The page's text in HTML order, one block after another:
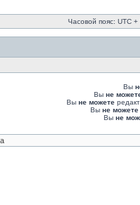
Часовой пояс: UTC
Вы
Вы не
Вы не можете
Вы не можете
Вы не